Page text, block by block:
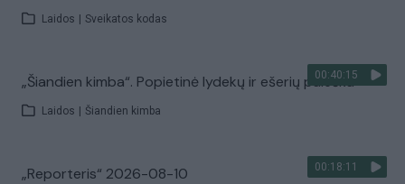
Laidos Sveikatos kodas
00:40:15
„Šiandien kimba“. Popietinė lydekų ir ešerių paieška
Laidos Šiandien kimba
00:18:11
„Reporteris“ 2026-08-10